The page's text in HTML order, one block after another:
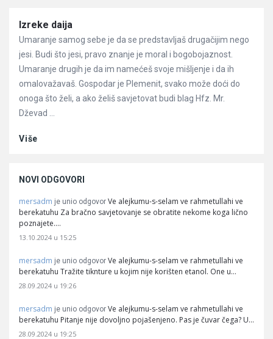
Članci
Izreke daija
Umaranje samog sebe je da se predstavljaš drugačijim nego
jesi. Budi što jesi, pravo znanje je moral i bogobojaznost.
Umaranje drugih je da im namećeš svoje mišljenje i da ih
omalovažavaš. Gospodar je Plemenit, svako može doći do
onoga što želi, a ako želiš savjetovat budi blag Hfz. Mr.
Dževad ...
Više
NOVI ODGOVORI
mersadm je unio odgovor Ve alejkumu-s-selam ve rahmetullahi ve
berekatuhu Za bračno savjetovanje se obratite nekome koga lično
poznajete.…
13.10.2024 u 15:25
mersadm je unio odgovor Ve alejkumu-s-selam ve rahmetullahi ve
berekatuhu Tražite tiknture u kojim nije korišten etanol. One u…
28.09.2024 u 19:26
mersadm je unio odgovor Ve alejkumu-s-selam ve rahmetullahi ve
berekatuhu Pitanje nije dovoljno pojašenjeno. Pas je čuvar čega? U…
28.09.2024 u 19:25